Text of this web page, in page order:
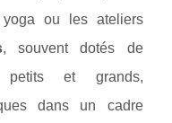
yoga ou les ateliers
, souvent dotés de
petits et grands,
dans un cadre